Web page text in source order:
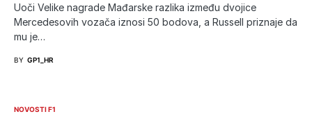
Uoči Velike nagrade Mađarske razlika između dvojice
Mercedesovih vozača iznosi 50 bodova, a Russell priznaje da
mu je…
BY GP1_HR
NOVOSTI F1